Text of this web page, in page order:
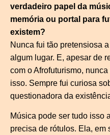
verdadeiro papel da
memória ou portal para
existem?
Nunca fui tão pretensiosa
algum lugar. E, apesar de
com o Afrofuturismo,
isso. Sempre fui curiosa
questionadora da
Música pode ser tudo isso
precisa de rótulos. Ela, em